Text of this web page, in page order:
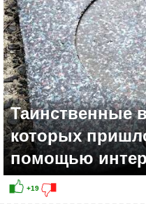
Таинственные
которых
помощью